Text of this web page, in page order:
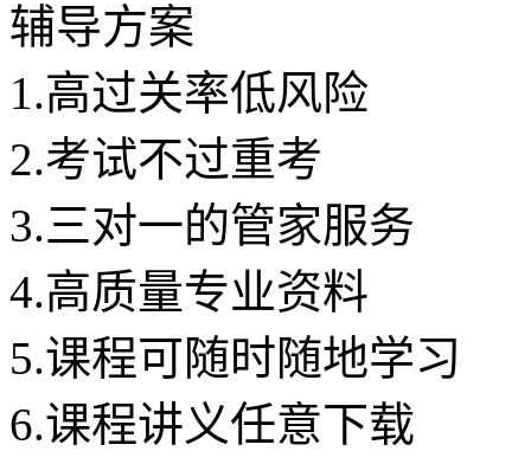
辅导方案
1.高过关率低风险
2.考试不过重考
3.三对一的管家服务
4.高质量专业资料
5.课程可随时随地学习
6.课程讲义任意下载